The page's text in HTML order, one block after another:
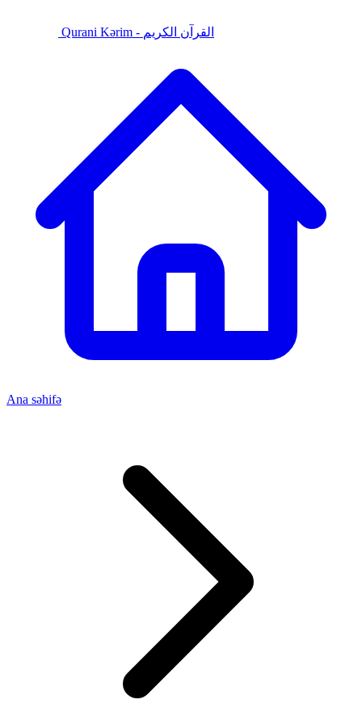
Qurani Kərim - القرآن الكريم
Ana səhifə